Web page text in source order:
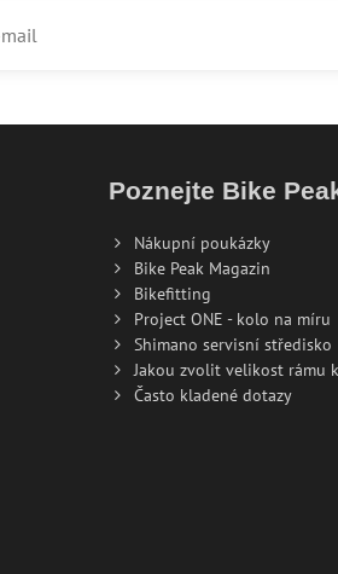
Poznejte Bike
Nákupní poukázky
Bike Peak Magazin
Bikefitting
Project ONE - kolo na míru
Shimano servisní středisko
Jakou zvolit velikost rámu
Často kladené dotazy